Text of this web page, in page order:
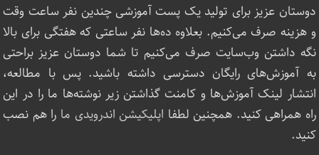
دوستان عزیز برای تولید یک پست آموزشی چندین نفر ساعت‌ وقت
و هزینه صرف می‌کنیم. بعلاوه ده‌ها نفر ساعتی که هفتگی برای بالا
نگه داشتن وب‌سایت صرف ‌می‌کنیم تا شما دوستان عزیز براحتی
به آموزش‌های رایگان دسترسی داشته باشید. پس با مطالعه،
انتشار لینک‌ آموزش‌ها و کامنت گذاشتن زیر نوشته‌‌ها ما را در این
راه همراهی کنید. همچنین لطفا اپلیکیشن اندرویدی ما را هم نصب
کنید.